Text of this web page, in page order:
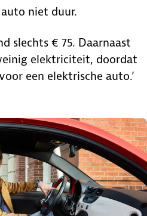
niet duur.
slechts € 75. Daarnaast
elektriciteit, doordat
een elektrische auto.’